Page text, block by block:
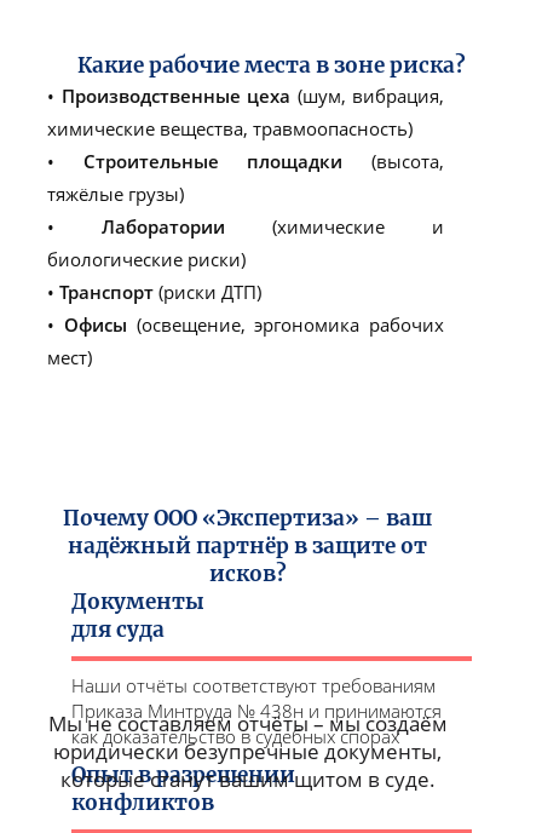
Какие рабочие места в зоне риска?
• Производственные цеха (шум, вибрация,
химические вещества, травмоопасность)
• Строительные площадки (высота,
тяжёлые грузы)
• Лаборатории (химические и
биологические риски)
• Транспорт (риски ДТП)
• Офисы (освещение, эргономика рабочих
мест)
Почему ООО «Экспертиза» – ваш
надёжный партнёр в защите от
исков?
Документы
для суда
Наши отчёты соответствуют требованиям
Приказа Минтруда № 438н и принимаются
как доказательство в судебных спорах
Опыт в разрешении
конфликтов
Мы не составляем отчёты – мы создаём
юридически безупречные документы,
которые станут вашим щитом в суде.